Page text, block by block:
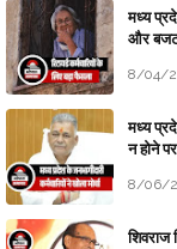
मध्य
और बजट
8/04/
मध्य
न होने
8/06/
शिवराज